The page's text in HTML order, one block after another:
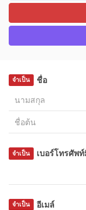
ชื่อ
จำเป็น
เบอร์โทรศัพ
จำเป็น
อีเมล์
จำเป็น